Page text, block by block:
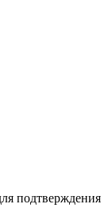
подтверждения